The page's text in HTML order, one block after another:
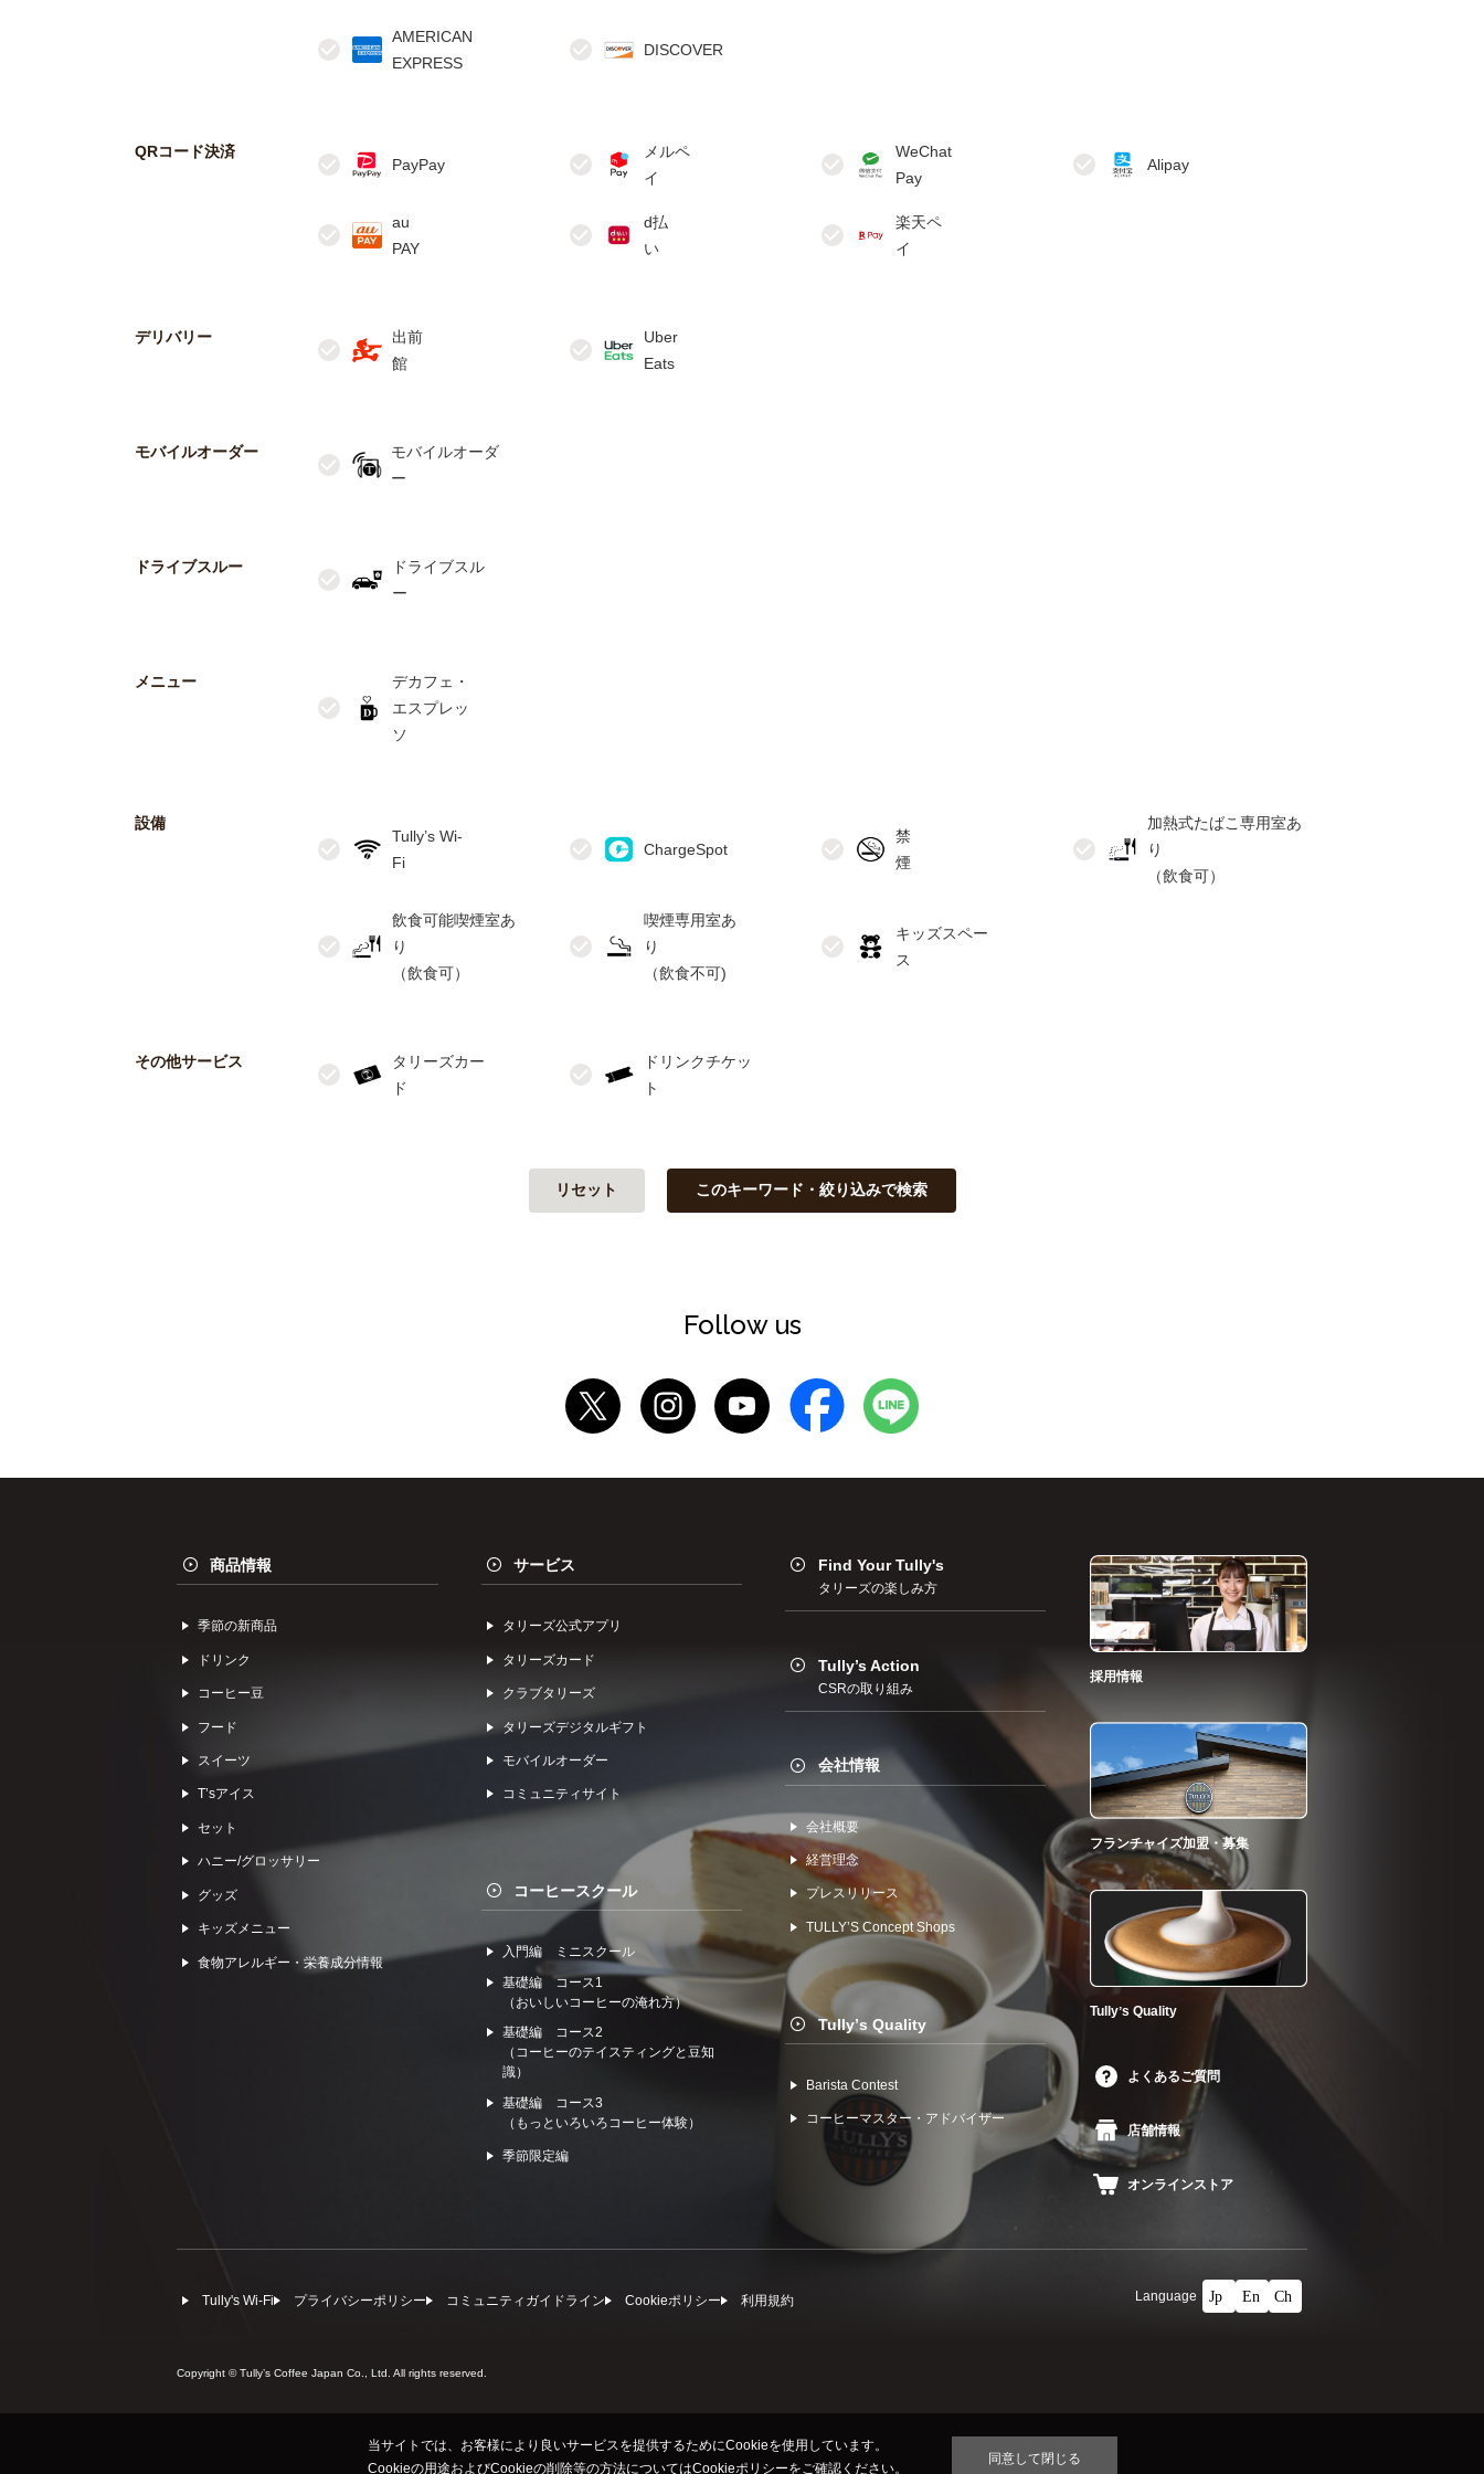
AMERICAN
EXPRESS
QRコード決済
PayPay
メルペ
WeChat
Pay
Alipay
au
PAY
d払
い
楽天ペ
デリバリー
出前
館
Uber
Eats
モバイルオーダー
モバイルオーダ
ドライブスルー
ドライブスル
メニュー
デカフェ・
エスプレッ
設備
Tully’s Wi-
Fi
ChargeSpot
禁
加熱式たばこ専用室あ
り
飲食可能喫煙室あ
り
喫煙専用室あ
り
キッズスペー
その他サービス
タリーズカー
ドリンクチケッ
リセット このキーワード・絞り込みで検索
Follow us
商品情報
季節の新商品
ドリンク
コーヒー⾖
フード
スイーツ
Tʼsアイス
セット
ハニー/グロッサリー
グッズ
キッズメニュー
食物アレルギー・栄養成分情報
サービス
タリーズ公式アプリ
タリーズカード
クラブタリーズ
タリーズデジタルギフト
モバイルオーダー
コミュニティサイト
コーヒースクール
入門編 ミニスクール
基礎編 コース1
（おいしいコーヒーの淹れ方）
基礎編 コース2
（コーヒーのテイスティングと豆知
識）
基礎編 コース3
（もっといろいろコーヒー体験）
季節限定編
Find Your Tully's
タリーズの楽しみ方
Tully’s Action
CSRの取り組み
会社情報
会社概要
経営理念
プレスリリース
TULLYʼS Concept Shops
Tullyʼs Quality
Barista Contest
コーヒーマスター・アドバイザー
採用情報
フランチャイズ加盟・募集
Tullyʼs Quality
よくあるご質問
店舗情報
オンラインストア
Tully's Wi-Fi プライバシーポリシー コミュニティガイドライン Cookieポリシー 利⽤規約 Language
Copyright © Tullyʼs Coffee Japan Co., Ltd. All rights reserved.
当サイトでは、お客様により良いサービスを提供するためにCookieを使用しています。
Cookieの用途およびCookieの削除等の方法についてはCookieポリシーをご確認ください。
同意して閉じる